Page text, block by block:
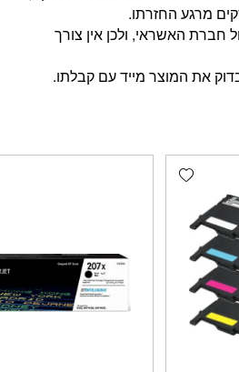
חברת האשראי, ולכן אין צורך
את המוצר מייד עם קבלתו.
Add wishlist